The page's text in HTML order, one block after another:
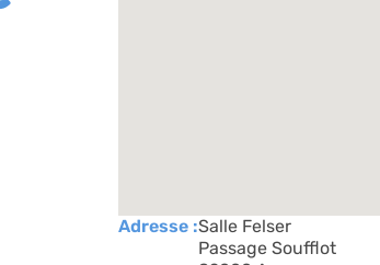
Adresse :Salle Felser
Passage Soufflot